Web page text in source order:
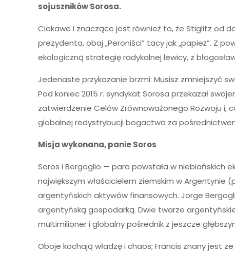
sojuszników Sorosa.
Ciekawe i znaczące jest również to, że Stiglitz od
prezydenta, obaj „Peroniści” tacy jak „papież”. Z
ekologiczną strategię radykalnej lewicy, z
Jedenaste przykazanie brzmi: Musisz zmniejszyć
Pod koniec 2015 r. syndykat Sorosa przekazał
zatwierdzenie Celów Zrównoważonego Rozwoju i,
globalnej redystrybucji bogactwa za
Misja wykonana, panie Soros
Soros i Bergoglio — para powstała w niebiańskich
największym właścicielem ziemskim w Argentynie
argentyńskich aktywów finansowych. Jorge
argentyńską gospodarką. Dwie twarze
multimilioner i globalny pośrednik z jeszcze
Oboje kochają władzę i chaos; Francis znany jest